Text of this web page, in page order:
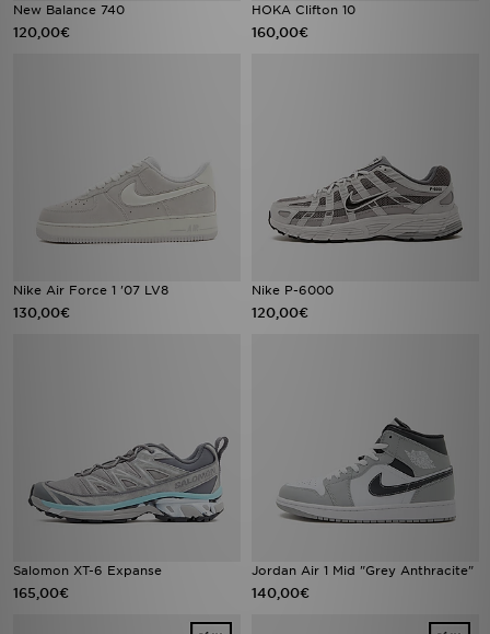
New Balance 740
120,00€
HOKA Clifton 10
160,00€
Nike Air Force 1 '07 LV8
130,00€
Nike P-6000
120,00€
Salomon XT-6 Expanse
165,00€
Jordan Air 1 Mid "Grey Anthracite"
140,00€